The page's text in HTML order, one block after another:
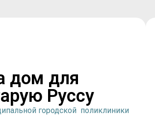
дом для
Руссу
городской поликлиники